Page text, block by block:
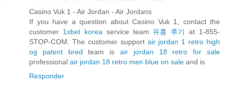
Casino Vuk 1 - Air Jordan - Air Jordans
If you have a question about Casino Vuk 1, contact the
customer 1xbet koreaservice team 유흥 후기
at 1-855-
STOP-COM. The customer support air jordan 1 retro high
og patent bred team isair jordan 18 retro for sale
professional air jordan 18 retro men blue on sale and is
Responder